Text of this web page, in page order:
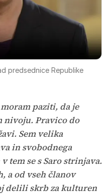
predsednice Republike
paziti, da je
nivoju. Pravico do
Sem velika
in svobodnega
tem se s Saro strinjava.
a od vseh članov
delili skrb za kulturen